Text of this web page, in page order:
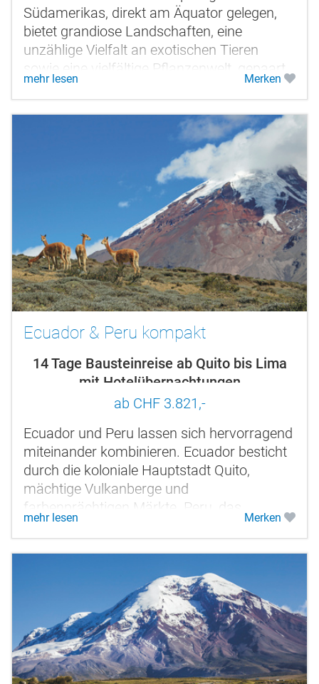
Südamerikas, direkt am Äquator gelegen,
bietet grandiose Landschaften, eine
unzählige Vielfalt an exotischen Tieren
sowie eine vielfältige Pflanzenwelt, gepaart
mit Einwohnern, die auf ein...
mehr lesen Merken
Ecuador & Peru kompakt
14 Tage Bausteinreise ab Quito bis Lima
mit Hotelübernachtungen
ab CHF 3.821,-
Ecuador und Peru lassen sich hervorragend
miteinander kombinieren. Ecuador besticht
durch die koloniale Hauptstadt Quito,
mächtige Vulkanberge und
farbenprächtigen Märkte. Peru, das
"Königreich der Sonne", ist ein Land antiker
Kulturen...
mehr lesen Merken